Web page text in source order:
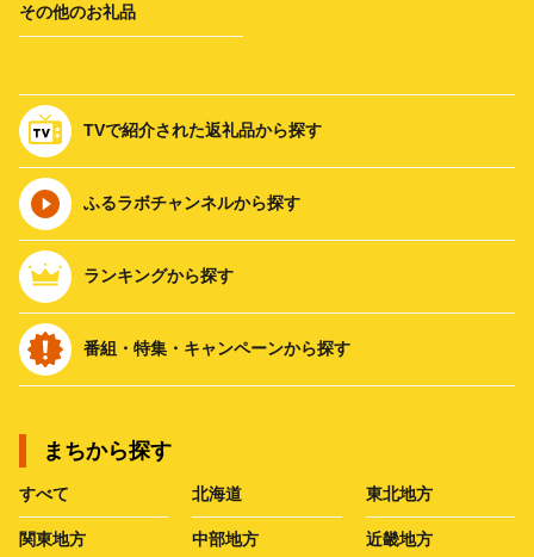
その他のお礼品
TVで紹介された返礼品から探す
ふるラボチャンネルから探す
ランキングから探す
番組・特集・キャンペーンから探す
まちから探す
すべて 北海道 東北地方
関東地方 中部地方 近畿地方